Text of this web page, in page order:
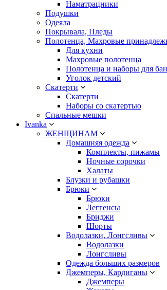
Наматрацники
Подушки
Одеяла
Покрывала, Пледы
Полотенца, Махровые
Для кухни
Махровые полотенца
Полотенца и наборы для
Уголок детский
Скатерти
Скатерти
Наборы со скатертью
Спальные мешки
Ivanka
ЖЕНЩИНАМ
Домашняя одежда
Комплекты, пижамы
Ночные сорочки
Халаты
Блузки и рубашки
Брюки
Брюки
Леггенсы
Бриджи
Шорты
Водолазки, Лонгсливы
Водолазки
Лонгсливы
Одежда больших размеров
Джемперы, Кардиганы
Джемперы